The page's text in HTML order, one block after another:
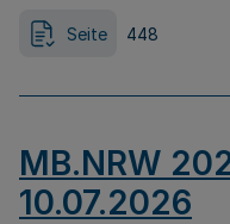
Seite 448
MB.NRW
10.07.2026